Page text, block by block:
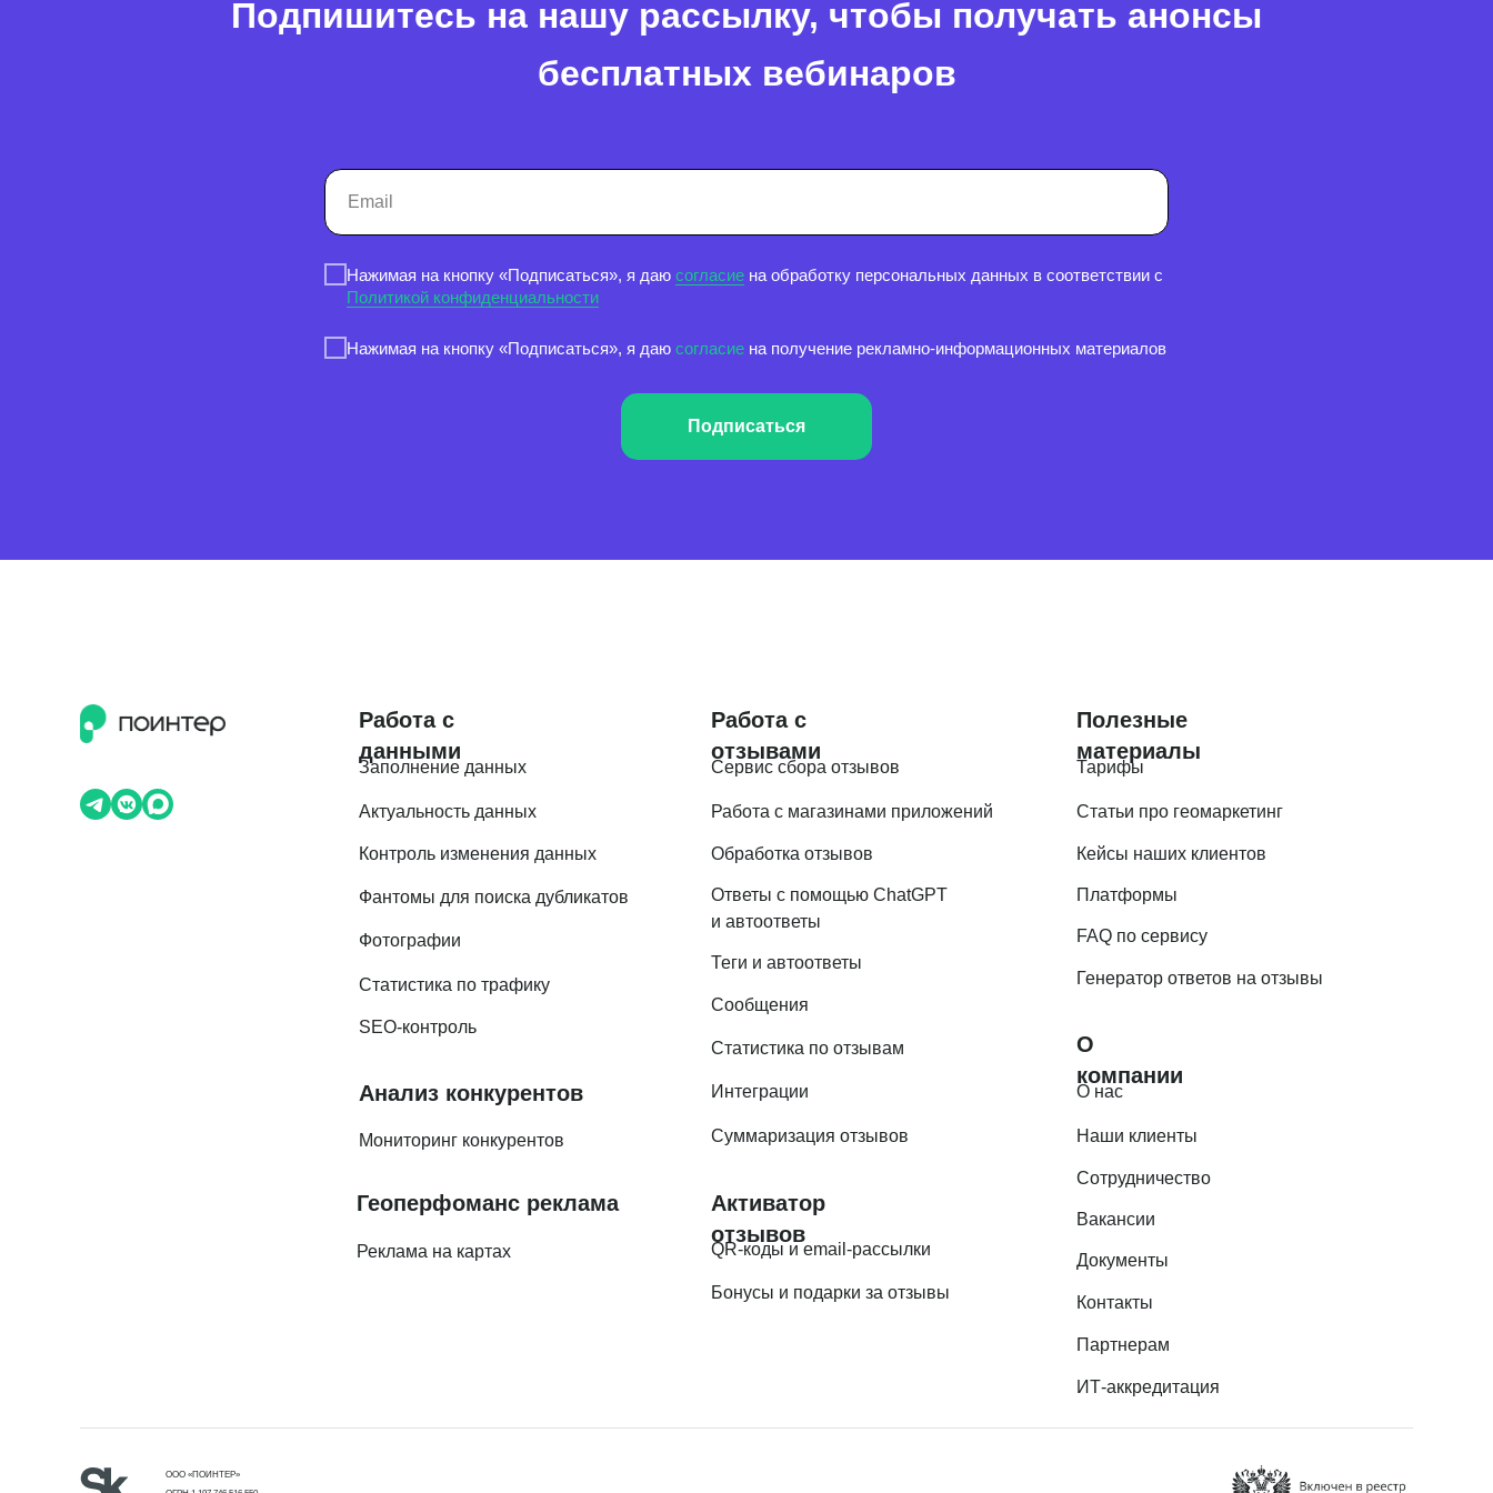
Подпишитесь на нашу рассылку, чтобы получать анонсы
бесплатных вебинаров
Нажимая на кнопку «Подписаться», я даю согласие на обработку персональных данных в соответствии с
Политикой конфиденциальности
Нажимая на кнопку «Подписаться», я даю согласие на получение рекламно-информационных материалов
Подписаться
Работа с
данными
Заполнение данных
Актуальность данных
Контроль изменения данных
Фантомы для поиска дубликатов
Фотографии
Статистика по трафику
SEO-контроль
Работа с
отзывами
Сервис сбора отзывов
Работа с магазинами приложений
Обработка отзывов
Ответы с помощью ChatGPT
и автоответы
Теги и автоответы
Сообщения
Статистика по отзывам
Суммаризация отзывов
Интеграции
О
компании
О нас
Наши клиенты
Сотрудничество
Вакансии
Документы
Контакты
Партнерам
ИТ-аккредитация
Активатор
отзывов
QR-коды и email-рассылки
Бонусы и подарки за отзывы
Анализ конкурентов
Мониторинг конкурентов
Реклама на картах
Геоперфоманс реклама
Полезные
материалы
Тарифы
Статьи про геомаркетинг
Кейсы наших клиентов
Платформы
FAQ по сервису
Генератор ответов на отзывы
ООО «ПОИНТЕР»